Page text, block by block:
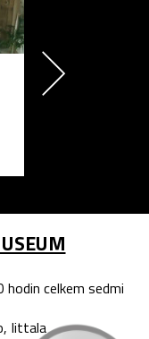
celkem sedmi
Iittala